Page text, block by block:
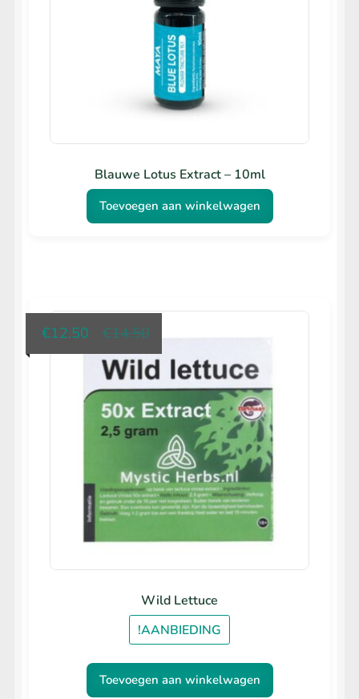
gekozen
worden
op
de
productpagina
Blauwe Lotus Extract – 10ml
Toevoegen aan winkelwagen
Wild Lettuce
AANBIEDING!
€14.50
prijs
was:
€12.50
prijs
Toevoegen aan winkelwagen